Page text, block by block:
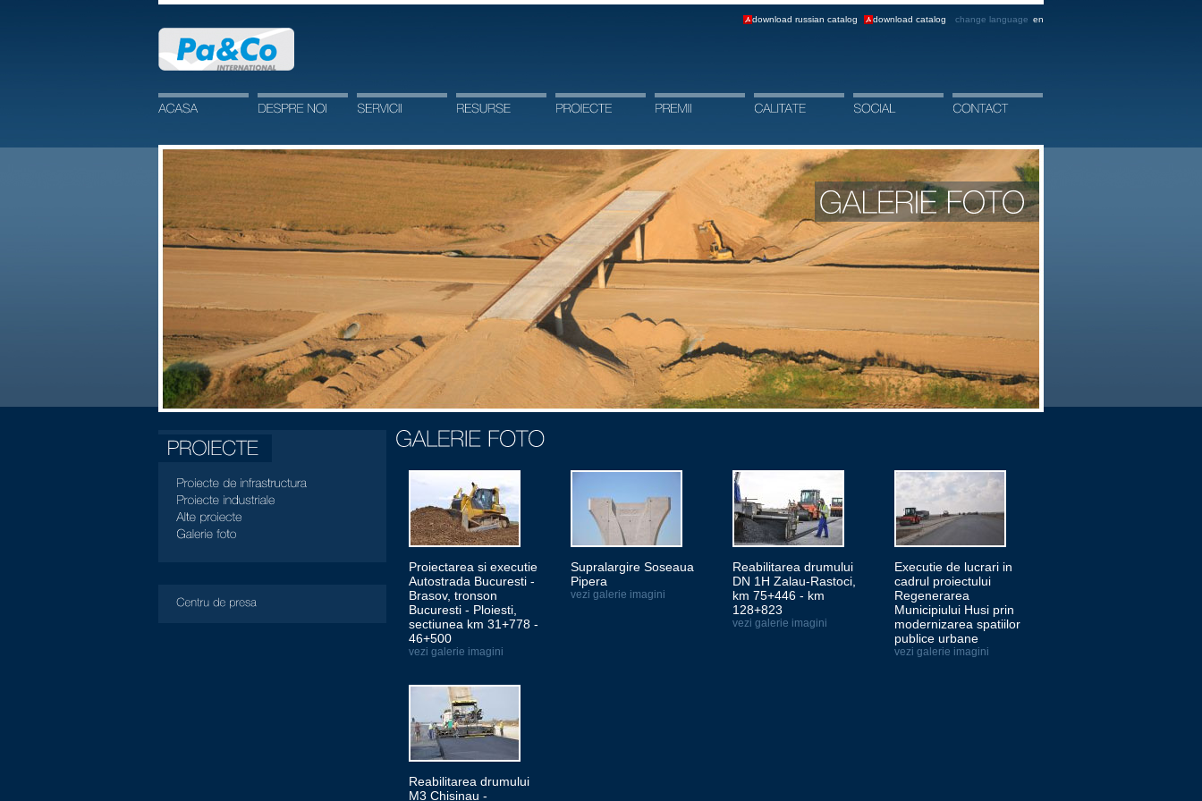
en
change language
download catalog
download russian catalog
Proiectarea si executie
Autostrada Bucuresti -
Brasov, tronson
Bucuresti - Ploiesti,
sectiunea km 31+778 -
46+500
vezi galerie imagini
Supralargire Soseaua
Pipera
vezi galerie imagini
Reabilitarea drumului
DN 1H Zalau-Rastoci,
km 75+446 - km
128+823
vezi galerie imagini
Executie de lucrari in
cadrul proiectului
Regenerarea
Municipiului Husi prin
modernizarea spatiilor
publice urbane
vezi galerie imagini
Reabilitarea drumului
M3 Chisinau -